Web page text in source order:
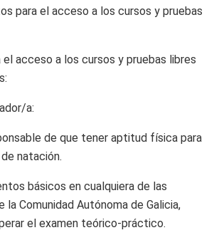
para el acceso a los cursos y pruebas
acceso a los cursos y pruebas libres
a:
de que tener aptitud física para
natación.
básicos en cualquiera de las
la Comunidad Autónoma de Galicia,
el examen teórico-práctico.